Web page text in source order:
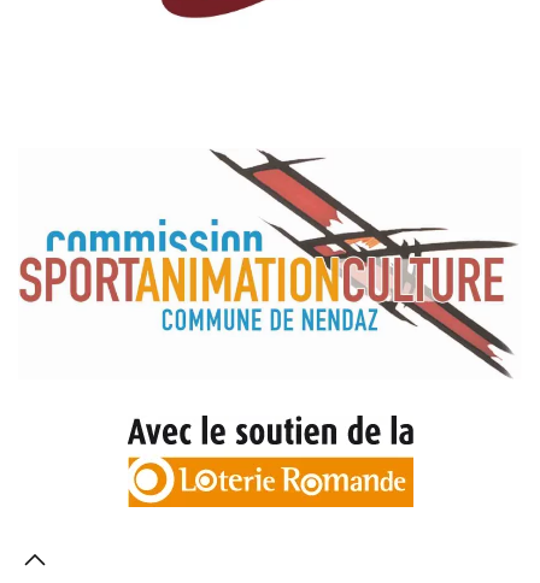
Read more
Read more